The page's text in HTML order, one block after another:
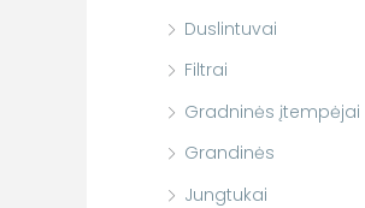
Duslintuvai
Filtrai
Gradninės įtempėjai
Grandinės
Jungtukai